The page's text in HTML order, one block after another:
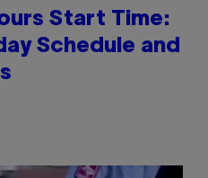
Start Time:
Schedule and